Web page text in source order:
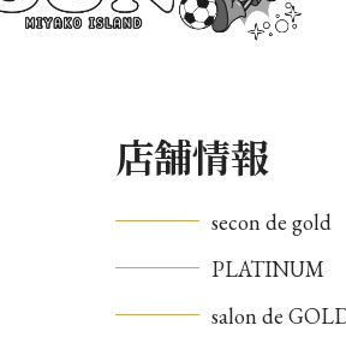
店舗情報
secon de gold
PLATINUM
salon de